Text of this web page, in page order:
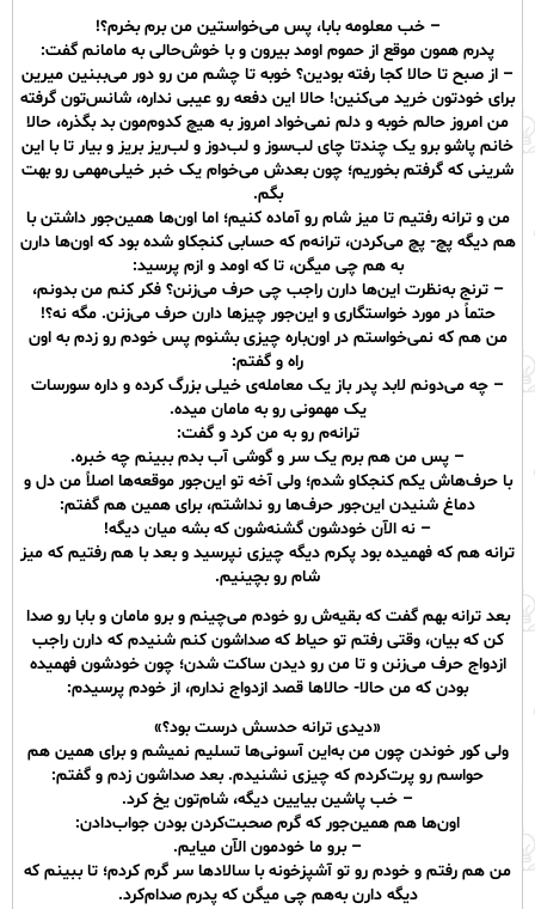
– خب معلومه بابا، پس ‌می‌خواستین من برم بخرم؟!
پدرم ‌همون ‌موقع از حموم اومد بیرون و با خوش‌حالی به مامانم‌ گفت:
– از صبح ‌تا حالا کجا رفته بودین؟ خوبه تا چشم من رو دور می‌ببنین میرین
برای خودتون خرید می‌کنین! حالا این دفعه رو عیبی نداره، شانس‌تون گرفته
من امروز حالم خوبه و دلم نمی‌خواد امروز به هیچ کدو‌م‌مون بد بگذره، حالا
خانم پاشو برو یک چندتا چای لب‌سوز و لب‌دوز و لب‌‌ریز بريز و بیار تا با این
شرینی که گرفتم بخوریم‌؛ چون بعدش می‌خوام یک خبر خیلی‌مهمی رو بهت
بگم.
من و ترانه رفتیم تا میز شام رو آماده کنیم؛ اما اون‌ها همین‌جور داشتن با
هم دیگه پچ- پچ می‌کردن، ترانه‌م که حسابی کنجکاو ‌شده بود که اون‌ها دارن
به هم چی‌ میگن، تا که‌ اومد و ازم پرسید:
– ترنج به‌نظرت این‌ها دارن راجب چی حرف می‌زنن؟ فکر کنم من بدونم،
حتماً در مورد خواستگاری و این‌جور چیزها دارن حرف می‌زنن. مگه نه؟!
من‌ هم که نمی‌خواستم در ‌اون‌باره چیزی بشنوم پس خودم رو زدم به ‌اون
‌راه و ‌گفتم:
– ‌چه می‌دونم لابد پدر باز یک معامله‌ی خیلی بزرگ کرده و داره سورسات
یک مهمونی رو به مامان میده.
ترانه‌م رو به‌ من کرد و‌ گفت:
– پس‌ من هم برم یک سر و گوشی آب بدم ببینم چه خبره.
با حرف‌هاش یکم کنجکاو شدم‌؛ ولی آخه تو این‌جور موقعه‌ها اصلاً من دل و
دماغ شنیدن‌ این‌جور حرف‌ها رو نداشتم‌، برای همین هم‌ گفتم:
– نه الآن خودشون گشنه‌شون که بشه میان دیگه!
ترانه هم که فهمیده‌ بود پکرم دیگه چیزی نپرسید و بعد با هم رفتیم که میز
شام رو بچینیم.
بعد ترانه‌ بهم‌ گفت که بقیه‌ش رو خودم می‌چینم و برو مامان و بابا رو صدا
کن که بیان، وقتی رفتم تو حیاط که صدا‌شون‌ کنم شنیدم که دارن راجب
ازدواج‌ حرف می‌زنن و تا من رو دیدن ساکت شدن؛ چون خودشون فهمیده
بودن که من حالا- حالاها قصد ازدواج ندارم، از خودم پرسیدم:
«دیدی ترانه حدسش درست بود؟»
ولی کور خوندن چون من به‌این آسونی‌ها تسلیم نمیشم و برای همین هم
حواسم رو پرت‌کردم‌ که چیزی نشنیدم. بعد صداشون زدم و گفتم:
– خب پاشین بیایین دیگه، شام‌تون یخ‌ کرد.
اون‌ها هم همین‌جور‌ که گرم صحبت‌کردن بودن جواب‌دادن:
– برو ما خودمون الآن میایم.
من‌ هم رفتم و خودم رو تو آشپزخونه با سالادها سر گرم کردم؛ تا ببینم که
دیگه دارن‌ به‌هم چی میگن که پدرم صدام‌کرد.